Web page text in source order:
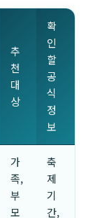
추
천
대
상
확
인
할
공
식
정
보
가
족,
부
모
축
제
기
간,